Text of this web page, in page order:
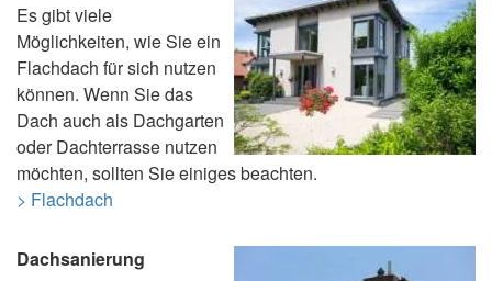
Es gibt viele
Möglichkeiten, wie Sie ein
Flachdach für sich nutzen
können. Wenn Sie das
Dach auch als Dachgarten
oder Dachterrasse nutzen
möchten, sollten Sie einiges beachten.
> Flachdach
Dachsanierung